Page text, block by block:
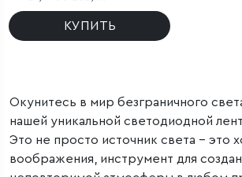
м 5050 IP65, RGB, 50 м
КУПИТЬ
Окунитесь в мир безграничного
нашей уникальной светодиодной
Это не просто источник света – это
воображения, инструмент для